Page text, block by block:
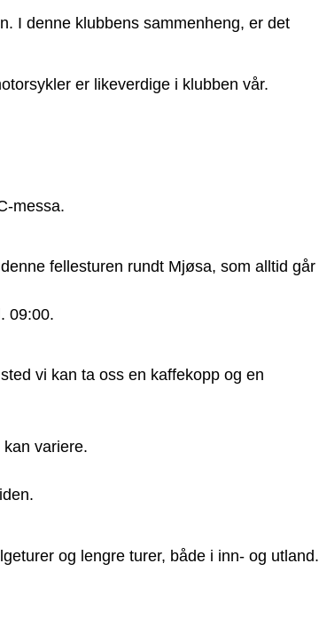
I denne klubbens sammenheng, er det
er likeverdige i klubben vår.
messa.
fellesturen rundt Mjøsa, som alltid går
09:00.
vi kan ta oss en kaffekopp og en
variere.
og lengre turer, både i inn- og utland.